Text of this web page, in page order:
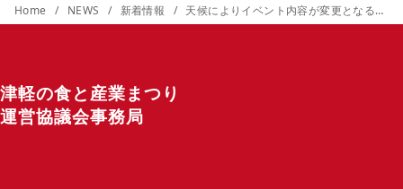
Home NEWS 新着情報 天候によりイベント内容が変更となる場合があります。詳しくは本部までお問合せください。
津軽の食と産業まつり
運営協議会事務局